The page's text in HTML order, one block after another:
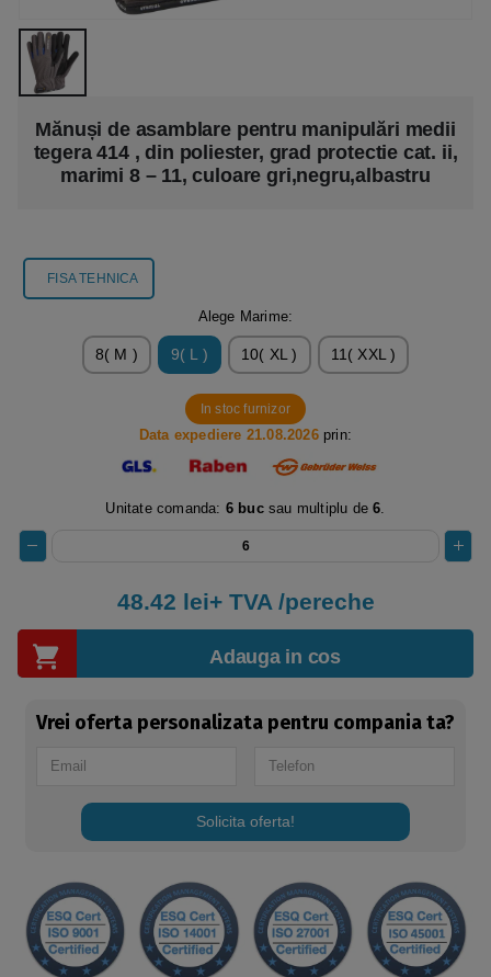
Mănuși de asamblare pentru manipulări medii
tegera 414 , din poliester, grad protectie cat. ii,
marimi 8 – 11, culoare gri,negru,albastru
FISA TEHNICA
Alege Marime:
8( M ) 9( L ) 10( XL ) 11( XXL )
In stoc furnizor
Data expediere 21.08.2026prin:
Unitate comanda: 6 bucsau multiplu de6
48.42 lei+ TVA /pereche
Adauga in cos
Vrei oferta personalizata pentru compania ta?
Solicita oferta!